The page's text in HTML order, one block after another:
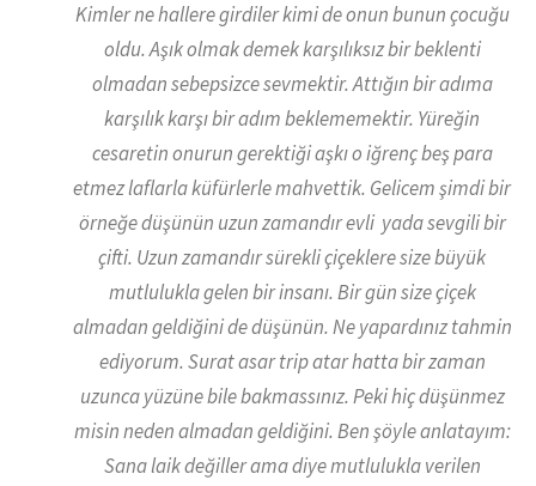
Kimler ne hallere girdiler kimi de onun bunun çocuğu
oldu. Aşık olmak demek karşılıksız bir beklenti
olmadan sebepsizce sevmektir. Attığın bir adıma
karşılık karşı bir adım beklememektir. Yüreğin
cesaretin onurun gerektiği aşkı o iğrenç beş para
etmez laflarla küfürlerle mahvettik. Gelicem şimdi bir
örneğe düşünün uzun zamandır evli yada sevgili bir
çifti. Uzun zamandır sürekli çiçeklere size büyük
mutlulukla gelen bir insanı. Bir gün size çiçek
almadan geldiğini de düşünün. Ne yapardınız tahmin
ediyorum. Surat asar trip atar hatta bir zaman
uzunca yüzüne bile bakmassınız. Peki hiç düşünmez
misin neden almadan geldiğini. Ben şöyle anlatayım:
Sana laik değiller ama diye mutlulukla verilen